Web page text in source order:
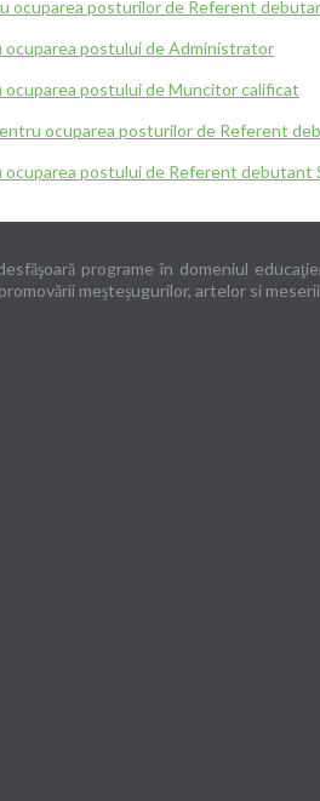
ocuparea posturilor de Referent
postului de Administrator
postului de Muncitor calificat
ocuparea posturilor de Referent
postului de Referent debutant
programe în domeniul
meşteşugurilor, artelor si